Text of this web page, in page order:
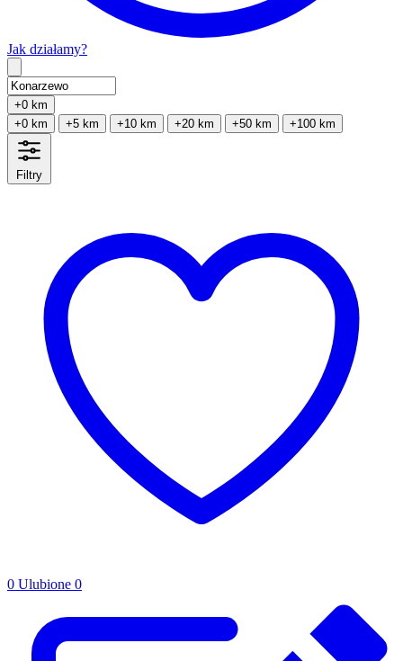
Jak działamy?
+0 km
+0 km
+5 km +10 km +20 km +50 km +100 km
Filtry
0 Ulubione 0